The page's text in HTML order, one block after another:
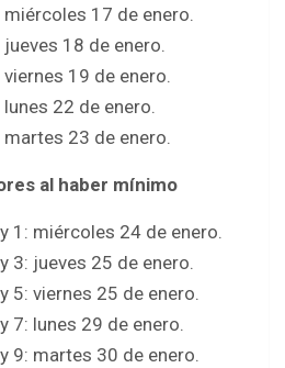
17 de enero.
18 de enero.
19 de enero.
22 de enero.
23 de enero.
al haber mínimo
1: miércoles 24 de enero.
3: jueves 25 de enero.
5: viernes 25 de enero.
7: lunes 29 de enero.
9: martes 30 de enero.